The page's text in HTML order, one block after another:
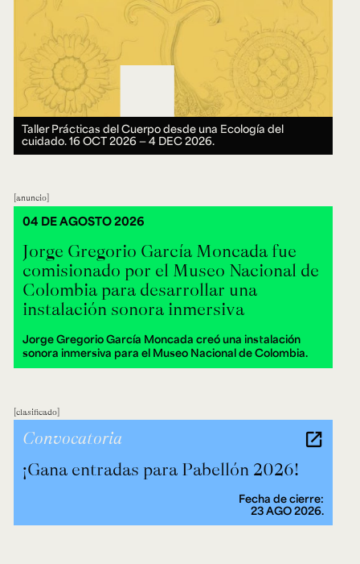
Taller Prácticas del Cuerpo desde una Ecología del
cuidado.16 OCT 2026 ― 4 DEC 2026.
anuncio
Jorge Gregorio García Moncada fue
comisionado por el Museo Nacional de
Colombia para desarrollar una
instalación sonora inmersiva
Jorge Gregorio García Moncada creó una instalación
sonora inmersiva para el Museo Nacional de Colombia.
04 DE AGOSTO 2026
clasificado
¡Gana entradas para Pabellón 2026!
Convocatoria
Fecha de cierre:
23 AGO 2026.